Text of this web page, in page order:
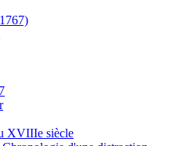
XVIIIe siècle